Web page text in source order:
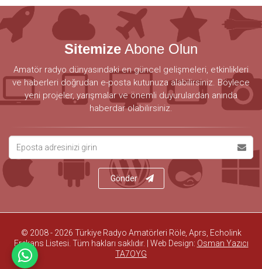
Sitemize Abone Olun
Amatör radyo dünyasındaki en güncel gelişmeleri, etkinlikleri
ve haberleri doğrudan e-posta kutunuza alabilirsiniz. Böylece
yeni projeler, yarışmalar ve önemli duyurulardan anında
haberdar olabilirsiniz.
Gönder
© 2008 - 2026 Türkiye Radyo Amatörleri Röle, Aprs, Echolink
Frekans Listesi. Tüm hakları saklıdır. | Web Design: Osman Yazıcı
TA7OYG